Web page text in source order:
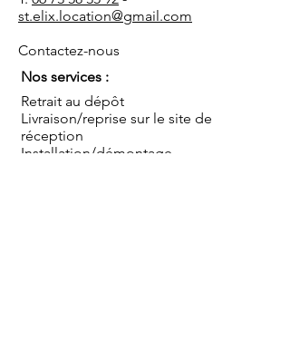
st.elix.location@gmail.com
Contactez-nous
Nos services :
Retrait au dépôt
Livraison/reprise sur le site de
réception
Installation/démontage